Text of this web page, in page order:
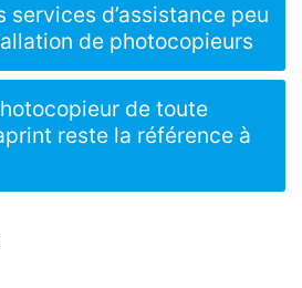
services d’assistance peu
de photocopieurs
de toute
reste la référence à